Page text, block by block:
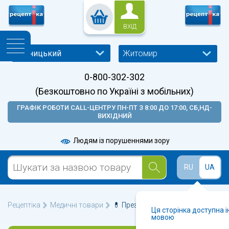
ВХІД
Житомир
0-800-302-302
(Безкоштовно по Україні з мобільних)
ГРАФІК РОБОТИ CALL-ЦЕНТРУ ПН-ПТ З 8:00 ДО 17:00, СБ,НД-
ВИХІДНИЙ
Людям із порушеннями зору
RU UA
Ця сторінка доступна
мовою
Рецептіка Медичні товари 💊 Презервативи у Житомирі 🩺